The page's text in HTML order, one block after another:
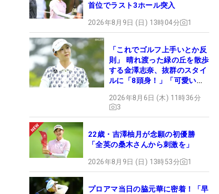
首位でラスト3ホール突入
2026年8月9日 (日) 13時04分 1
「これでゴルフ上手いとか反
則」 晴れ渡った緑の丘を散歩
する金澤志奈、抜群のスタイ
ルに「8頭身！」「可愛いに
2026年8月6日 (木) 11時36分
3
22歳・吉澤柚月が念願の初優勝
「全英の桑木さんから刺激を」
2026年8月9日 (日) 13時53分 1
プロアマ当日の脇元華に密着！「早